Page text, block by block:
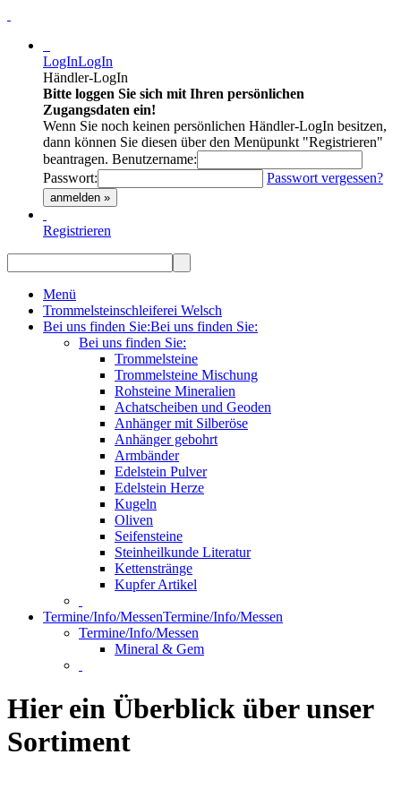
LogInLogIn
Händler-LogIn
Bitte loggen Sie sich mit Ihren persönlichen
Zugangsdaten ein!
Wenn Sie noch keinen persönlichen Händler-LogIn besitzen,
dann können Sie diesen über den Menüpunkt "Registrieren"
beantragen. Benutzername:
Passwort:
Passwort vergessen?
anmelden »
Registrieren
Menü
Trommelsteinschleiferei Welsch
Bei uns finden Sie:Bei uns finden Sie:
Bei uns finden Sie:
Trommelsteine
Trommelsteine Mischung
Rohsteine Mineralien
Achatscheiben und Geoden
Anhänger mit Silberöse
Anhänger gebohrt
Armbänder
Edelstein Pulver
Edelstein Herze
Kugeln
Oliven
Seifensteine
Steinheilkunde Literatur
Kettenstränge
Kupfer Artikel
Termine/Info/MessenTermine/Info/Messen
Termine/Info/Messen
Mineral & Gem
Hier ein Überblick über unser
Sortiment